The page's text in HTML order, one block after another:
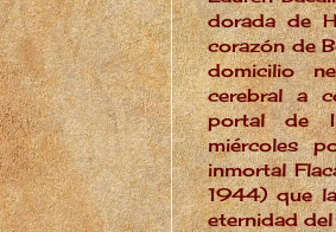
dorada de
corazón de
domicilio
cerebral a
portal de
miércoles
inmortal
1944) que
eternidad